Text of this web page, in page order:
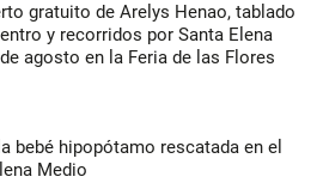
gratuito de Arelys Henao, tablado
y recorridos por Santa Elena
agosto en la Feria de las Flores
bebé hipopótamo rescatada en el
Medio